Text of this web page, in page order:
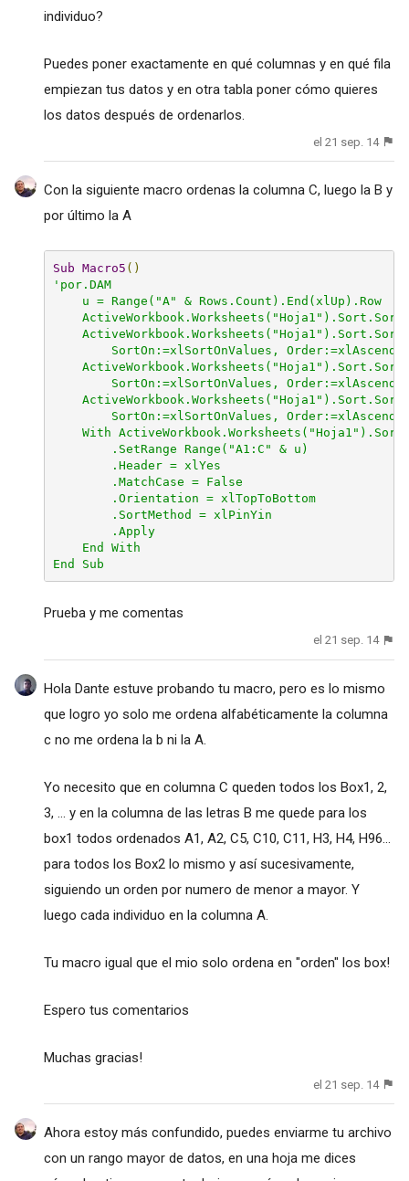
individuo?
Puedes poner exactamente en qué columnas y en qué fila
empiezan tus datos y en otra tabla poner cómo quieres
los datos después de ordenarlos.
el 21 sep. 14
Con la siguiente macro ordenas la columna C, luego la B y
por último la A
Sub Macro5 ()
'por.DAM
u = Range("A" & Rows.Count).End(xlUp).Row
SortOn:=xlSortOnValues,
SortOn:=xlSortOnValues,
SortOn:=xlSortOnValues,
With ActiveWorkbook.Worksheets("Hoja1").Sort
.SetRange Range("A1:C" & u)
.Header = xlYes
.MatchCase = False
.Orientation = xlTopToBottom
.SortMethod = xlPinYin
.Apply
End With
End Sub
Prueba y me comentas
el 21 sep. 14
Hola Dante estuve probando tu macro, pero es lo mismo
que logro yo solo me ordena alfabéticamente la columna
c no me ordena la b ni la A.
Yo necesito que en columna C queden todos los Box1, 2,
3, ... y en la columna de las letras B me quede para los
box1 todos ordenados A1, A2, C5, C10, C11, H3, H4, H96...
para todos los Box2 lo mismo y así sucesivamente,
siguiendo un orden por numero de menor a mayor. Y
luego cada individuo en la columna A.
Tu macro igual que el mio solo ordena en "orden" los box!
Espero tus comentarios
Muchas gracias!
el 21 sep. 14
Ahora estoy más confundido, puedes enviarme tu archivo
con un rango mayor de datos, en una hoja me dices